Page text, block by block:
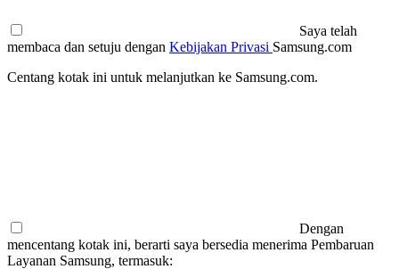
Saya telah
membaca dan setuju dengan Kebijakan Privasi Samsung.com
Centang kotak ini untuk melanjutkan ke Samsung.com.
Dengan
mencentang kotak ini, berarti saya bersedia menerima Pembaruan
Layanan Samsung, termasuk: